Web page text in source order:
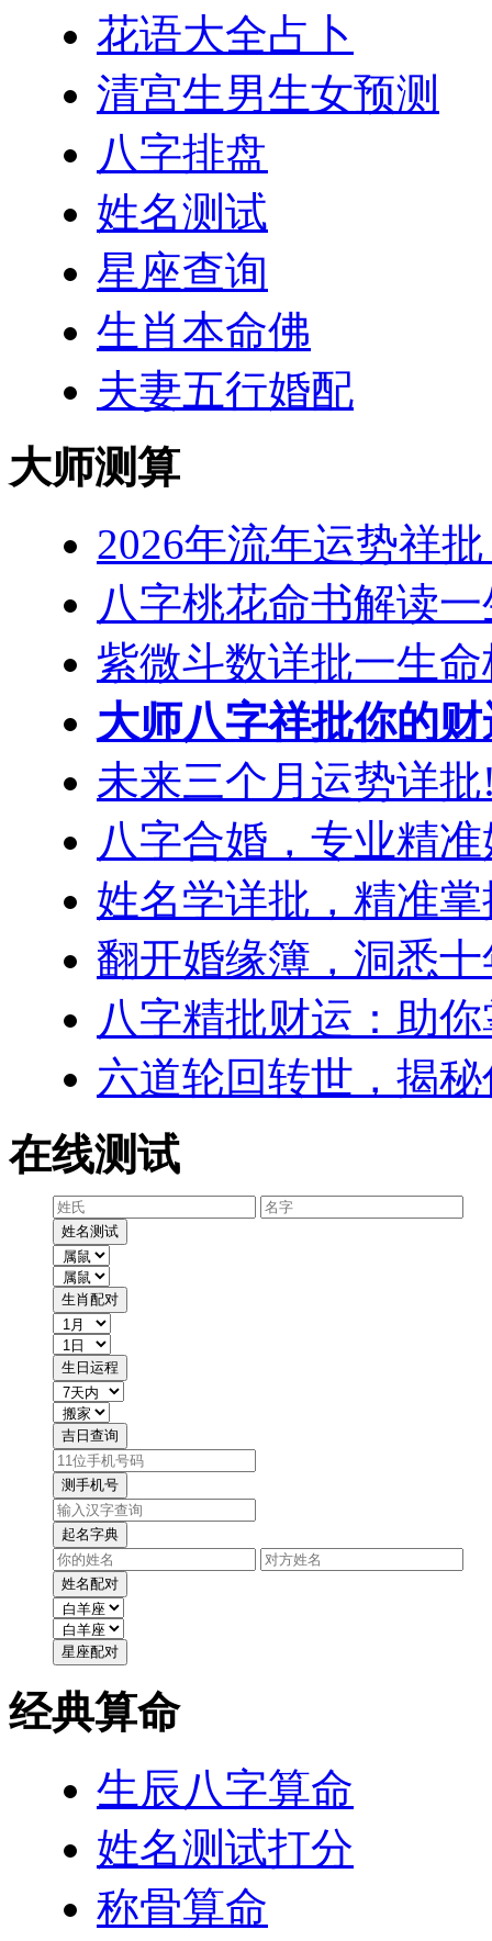
花语大全占卜
清宫生男生女预测
八字排盘
姓名测试
星座查询
生肖本命佛
夫妻五行婚配
大师测算
2026年流年运势祥
八字桃花命书解读
紫微斗数详批一生
大师八字祥批你的
未来三个月运势详
八字合婚，专业精
姓名学详批，精准
翻开婚缘簿，洞悉
八字精批财运：助
六道轮回转世，揭
在线测试
经典算命
生辰八字算命
姓名测试打分
称骨算命